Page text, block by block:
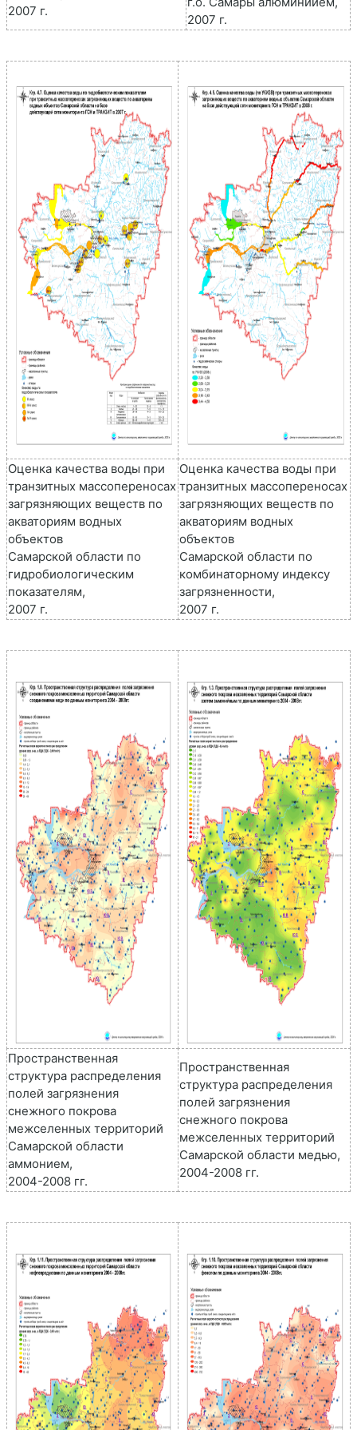
2007 г.
2007 г.
Оценка качества воды при
транзитных массопереносах
загрязняющих веществ по
акваториям водных
объектов
Самарской области по
гидробиологическим
показателям,
2007 г.
Оценка качества воды при
транзитных массопереносах
загрязняющих веществ по
акваториям водных
объектов
Самарской области по
комбинаторному индексу
загрязненности,
2007 г.
Пространственная
структура распределения
полей загрязнения
снежного покрова
межселенных территорий
Самарской области
аммонием,
2004-2008 гг.
Пространственная
структура распределения
полей загрязнения
снежного покрова
межселенных территорий
Самарской области медью,
2004-2008 гг.